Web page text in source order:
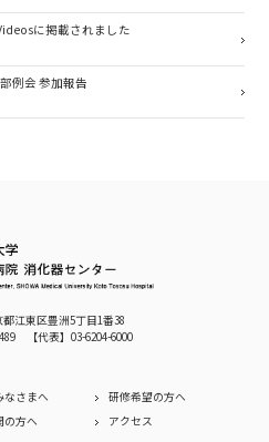
に掲載されました
例会 参加報告
江東区豊洲5丁目1番38
【代表】 03-6204-6000
なさまへ
研修希望の方へ
の方へ アクセス